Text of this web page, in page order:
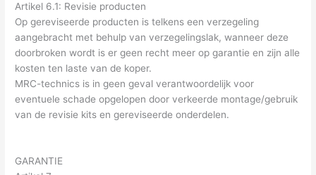
Artikel 6.1: Revisie producten
Op gereviseerde producten is telkens een verzegeling
aangebracht met behulp van verzegelingslak, wanneer deze
doorbroken wordt is er geen recht meer op garantie en zijn alle
kosten ten laste van de koper.
MRC-technics is in geen geval verantwoordelijk voor
eventuele schade opgelopen door verkeerde montage/gebruik
van de revisie kits en gereviseerde onderdelen.
GARANTIE